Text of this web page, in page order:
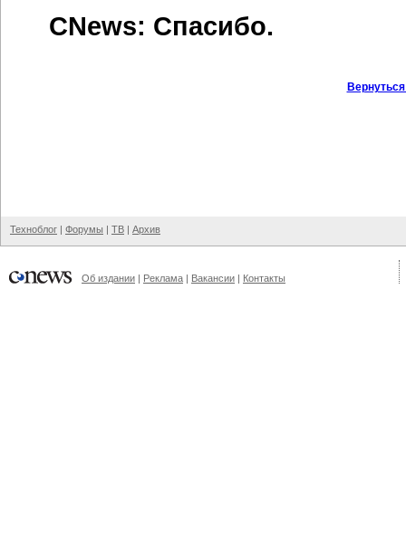
CNews: Спасибо.
Техноблог | Форумы | ТВ | Архив
Об издании | Реклама | Вакансии | Контакты